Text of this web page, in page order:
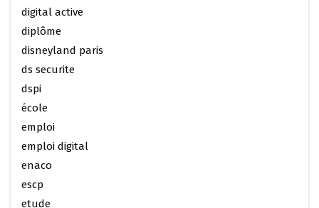
digital active
diplôme
disneyland paris
ds securite
dspi
école
emploi
emploi digital
enaco
escp
etude